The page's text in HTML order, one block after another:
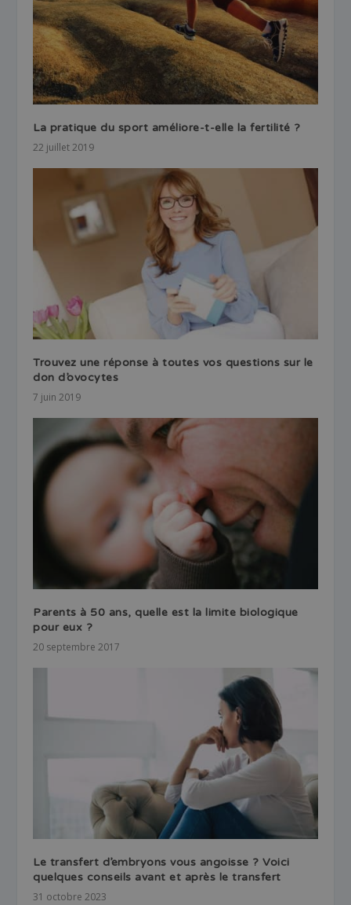
La pratique du sport améliore-t-elle la fertilité ?
22 juillet 2019
Trouvez une réponse à toutes vos questions sur le
don d’ovocytes
7 juin 2019
Parents à 50 ans, quelle est la limite biologique
pour eux ?
20 septembre 2017
Le transfert d’embryons vous angoisse ? Voici
quelques conseils avant et après le transfert
31 octobre 2023